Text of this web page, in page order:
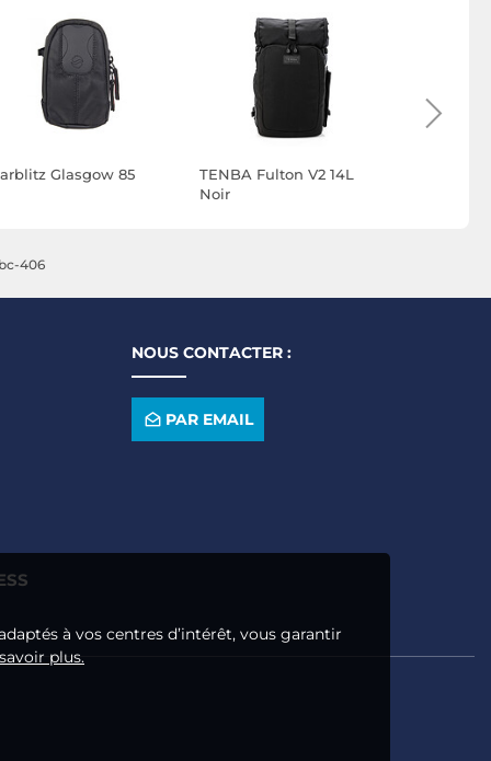
à vos centres d’intérêt, vous garantir
plus.
Glasgow 85
TENBA Fulton V2 14L
Noir
406
NOUS CONTACTER :
PAR EMAIL